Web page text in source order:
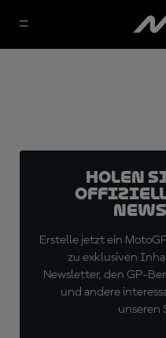
Holen
Erstelle jetzt ein
zu exklusiven
Newsletter, den GP-
und andere
unseren